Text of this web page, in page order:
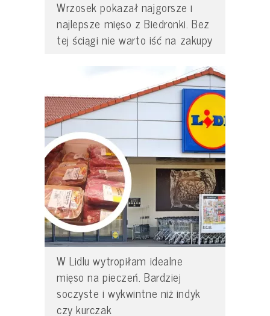
Wrzosek pokazał najgorsze i
najlepsze mięso z Biedronki. Bez
tej ściągi nie warto iść na zakupy
W Lidlu wytropiłam idealne
mięso na pieczeń. Bardziej
soczyste i wykwintne niż indyk
czy kurczak